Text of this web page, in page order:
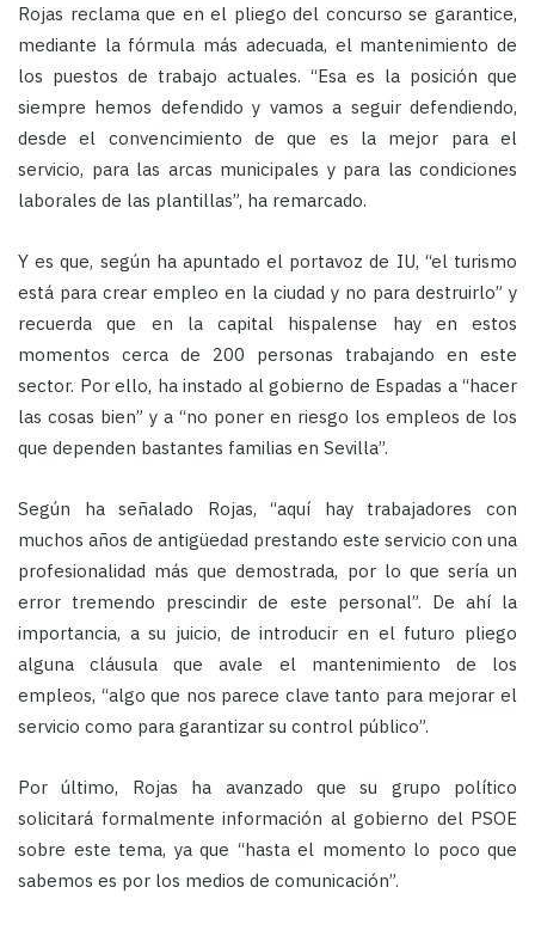
Rojas reclama que en el pliego del concurso se garantice,
mediante la fórmula más adecuada, el mantenimiento de
los puestos de trabajo actuales. “Esa es la posición que
siempre hemos defendido y vamos a seguir defendiendo,
desde el convencimiento de que es la mejor para el
servicio, para las arcas municipales y para las condiciones
laborales de las plantillas”, ha remarcado.
Y es que, según ha apuntado el portavoz de IU, “el turismo
está para crear empleo en la ciudad y no para destruirlo” y
recuerda que en la capital hispalense hay en estos
momentos cerca de 200 personas trabajando en este
sector. Por ello, ha instado al gobierno de Espadas a “hacer
las cosas bien” y a “no poner en riesgo los empleos de los
que dependen bastantes familias en Sevilla”.
Según ha señalado Rojas, “aquí hay trabajadores con
muchos años de antigüedad prestando este servicio con una
profesionalidad más que demostrada, por lo que sería un
error tremendo prescindir de este personal”. De ahí la
importancia, a su juicio, de introducir en el futuro pliego
alguna cláusula que avale el mantenimiento de los
empleos, “algo que nos parece clave tanto para mejorar el
servicio como para garantizar su control público”.
Por último, Rojas ha avanzado que su grupo político
solicitará formalmente información al gobierno del PSOE
sobre este tema, ya que “hasta el momento lo poco que
sabemos es por los medios de comunicación”.